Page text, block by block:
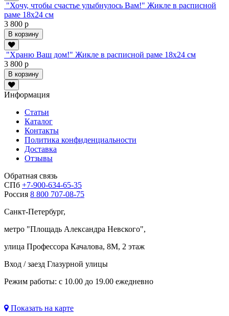
"Хочу, чтобы счастье улыбнулось Вам!" Жикле в расписной
раме 18х24 см
3 800 р
В корзину
"Храню Ваш дом!" Жикле в расписной раме 18х24 см
3 800 р
В корзину
Информация
Статьи
Каталог
Контакты
Политика конфиденциальности
Доставка
Отзывы
Обратная связь
СПб +7-900-634-65-35
Россия 8 800 707-08-75
Санкт-Петербург,
метро "Площадь Александра Невского",
улица Профессора Качалова, 8М, 2 этаж
Вход / заезд Глазурной улицы
Режим работы: с 10.00 до 19.00 ежедневно
Показать на карте